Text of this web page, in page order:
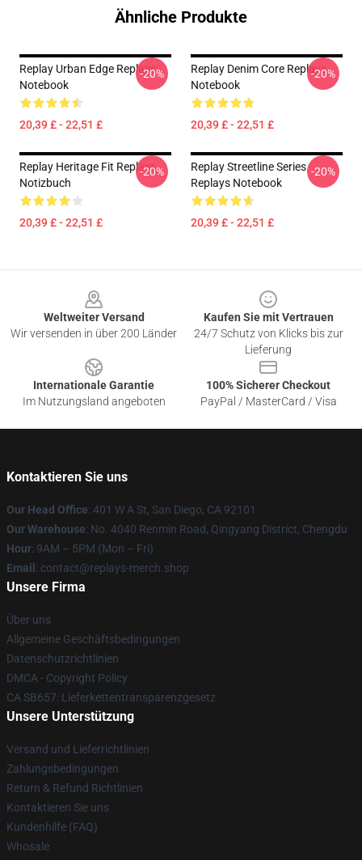
Ähnliche Produkte
Replay Urban Edge Replays
Notebook
20,39 £ - 22,51 £
-20%
Replay Denim Core Replays
Notebook
20,39 £ - 22,51 £
-20%
Replay Heritage Fit Replays
Notizbuch
20,39 £ - 22,51 £
-20%
Replay Streetline Series
Replays Notebook
20,39 £ - 22,51 £
-20%
Weltweiter Versand
Wir versenden in über 200 Länder
Kaufen Sie mit Vertrauen
24/7 Schutz von Klicks bis zur
Lieferung
Internationale Garantie
Im Nutzungsland angeboten
100% Sicherer Checkout
PayPal / MasterCard / Visa
Kontaktieren Sie uns
Our Head Office: 401 W A St, San Diego, CA 92101
Our Warehouse: No. 4040 Renmin Road, Qingyang District, Chengdu
Hour: 9AM – 5PM (Mon – Fri)
Email : contact@replays-merch.shop
Unsere Firma
Über uns
Allgemeine Geschäftsbedingungen
Datenschutzrichtlinien
DMCA - Copyright Policy
CA SB657: Lieferkettentransparenzgesetz
Unsere Unterstützung
Versand und Lieferrichtlinien
Zahlungsbedingungen
Return & Refund Richtlinien
Kontaktieren Sie uns
Kundenhilfe (FAQ)
Whosale